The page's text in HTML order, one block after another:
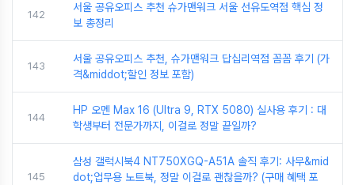
142
서울 공유오피스 추천 슈가맨워크 서울 선유도역점 핵심 정
보 총정리
143
서울 공유오피스 추천, 슈가맨워크 답십리역점 꼼꼼 후기 (가
격&middot;할인 정보 포함)
144
HP 오멘 Max 16 (Ultra 9, RTX 5080) 실사용 후기 : 대
학생부터 전문가까지, 이걸로 정말 끝일까?
145
삼성 갤럭시북4 NT750XGQ-A51A 솔직 후기: 사무&mid
dot;업무용 노트북, 정말 이걸로 괜찮을까? (구매 혜택 포